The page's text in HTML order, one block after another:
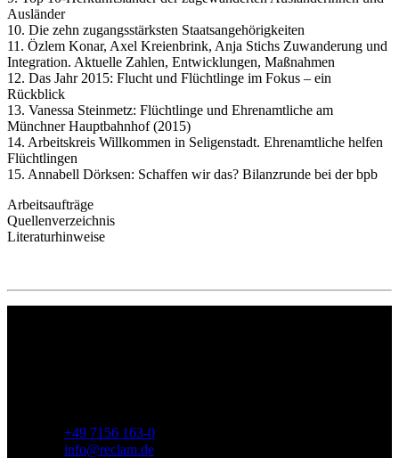
Ausländer
10. Die zehn zugangsstärksten Staatsangehörigkeiten
11. Özlem Konar, Axel Kreienbrink, Anja Stichs Zuwanderung und
Integration. Aktuelle Zahlen, Entwicklungen, Maßnahmen
12. Das Jahr 2015: Flucht und Flüchtlinge im Fokus – ein
Rückblick
13. Vanessa Steinmetz: Flüchtlinge und Ehrenamtliche am
Münchner Hauptbahnhof (2015)
14. Arbeitskreis Willkommen in Seligenstadt. Ehrenamtliche helfen
Flüchtlingen
15. Annabell Dörksen: Schaffen wir das? Bilanzrunde bei der bpb
Arbeitsaufträge
Quellenverzeichnis
Literaturhinweise
+49 7156 163-0
info@reclam.de